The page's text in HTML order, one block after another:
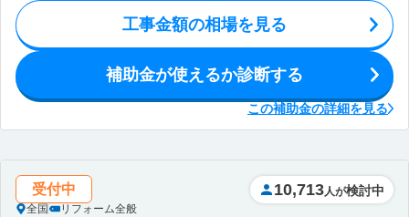
工事金額の相場を見る
補助金が使えるか診断する
この補助金の詳細を見る
受付中
全国 リフォーム全般
10,713 人が検討中